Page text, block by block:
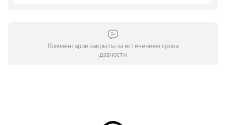
Комментарии закрыты за истечением срока
давности